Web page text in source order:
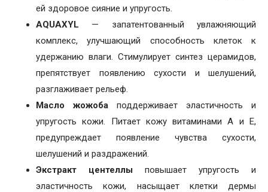
ей здоровое сияние и упругость.
AQUAXYL — запатентованный увлажняющий
комплекс, улучшающий способность клеток к
удержанию влаги. Стимулирует синтез церамидов,
препятствует появлению сухости и шелушений,
разглаживает рельеф.
Масло жожоба поддерживает эластичность и
упругость кожи. Питает кожу витаминами А и Е,
предупреждает появление чувства сухости,
шелушений и раздражений.
Экстракт центеллы повышает упругость и
эластичность кожи, насыщает клетки дермы